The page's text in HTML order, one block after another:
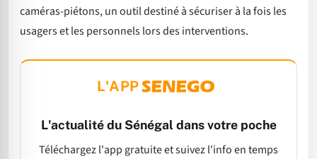
caméras-piétons, un outil destiné à sécuriser à la fois les
usagers et les personnels lors des interventions.
L'APP
L'actualité du Sénégal dans votre poche
Téléchargez l'app gratuite et suivez l'info en temps